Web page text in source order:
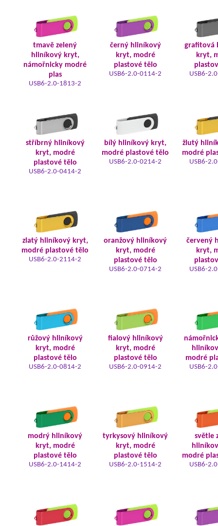
tmavě zelený
hliníkový kryt,
námořnicky modré
plas
USB6-2.0-1813-2
černý hliníkový
kryt, modré
plastové tělo
USB6-2.0-0114-2
grafitová
kryt,
USB6-
stříbrný hliníkový
kryt, modré
plastové tělo
USB6-2.0-0414-2
bílý hliníkový kryt,
modré plastové tělo
USB6-2.0-0214-2
žlutý
modré
USB6-
zlatý hliníkový kryt,
modré plastové tělo
USB6-2.0-2114-2
oranžový hliníkový
kryt, modré
plastové tělo
USB6-2.0-0714-2
červený
kryt,
USB6-
růžový hliníkový
kryt, modré
plastové tělo
USB6-2.0-0814-2
fialový hliníkový
kryt, modré
plastové tělo
USB6-2.0-0914-2
modré
USB6-
modrý hliníkový
kryt, modré
plastové tělo
USB6-2.0-1414-2
tyrkysový hliníkový
kryt, modré
plastové tělo
USB6-2.0-1514-2
světle
modré
USB6-